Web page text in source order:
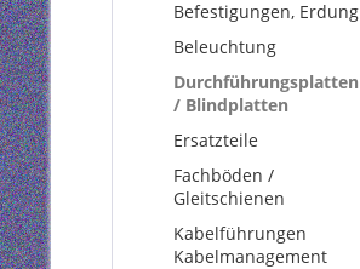
Befestigungen, Erdung
Beleuchtung
Durchführungsplatten
/ Blindplatten
Ersatzteile
Fachböden /
Gleitschienen
Kabelführungen
Kabelmanagement